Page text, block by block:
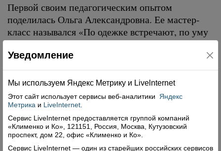
Первой своим педагогическим опытом
поделилась Ольга Александровна. Ее мастер-
класс назывался «По одежке встречают, по уму
провожают». Речь шла о групповой работе
учеников на примере одного из уроков ОБЖ.
Преподаватель разобрала положительные и
отрицательные моменты этого приема, а также
в каких случаях возможно и полезно применять
такую методику, а где – лучше выбрать иной
способ. Анастасия Андреевна провела мастер-
класс на тему «Эйдетика в начальной школе».
Он представлял собой беседу о практическом
Уведомление
Мы используем Яндекс Метрику и Livelnternet
Этот сайт использует сервисы веб-аналитики
Яндекс
Метрика и LiveInternet
Сервис LiveInternet предоставляется группой компаний
«Клименко и Ко», 121151, Россия, Москва, Кутузовский
проспект, дом 22, офис «Клименко и Ко».
Сервис LiveInternet — один из старейших российских сервисов